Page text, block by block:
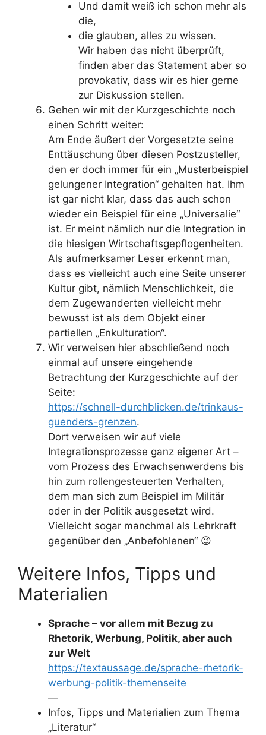
Und damit weiß ich schon mehr als
die,
die glauben, alles zu wissen.
Wir haben das nicht überprüft,
finden aber das Statement aber so
provokativ, dass wir es hier gerne
zur Diskussion stellen.
Gehen wir mit der Kurzgeschichte noch
einen Schritt weiter:
Am Ende äußert der Vorgesetzte seine
Enttäuschung über diesen Postzusteller,
den er doch immer für ein „Musterbeispiel
gelungener Integration“ gehalten hat. Ihm
ist gar nicht klar, dass das auch schon
wieder ein Beispiel für eine „Universalie“
ist. Er meint nämlich nur die Integration in
die hiesigen Wirtschaftsgepflogenheiten.
Als aufmerksamer Leser erkennt man,
dass es vielleicht auch eine Seite unserer
Kultur gibt, nämlich Menschlichkeit, die
dem Zugewanderten vielleicht mehr
bewusst ist als dem Objekt einer
partiellen „Enkulturation“.
Wir verweisen hier abschließend noch
einmal auf unsere eingehende
Betrachtung der Kurzgeschichte auf der
Seite:
https://schnell-durchblicken.de/trinkaus-
guenders-grenzen.
Dort verweisen wir auf viele
Integrationsprozesse ganz eigener Art –
vom Prozess des Erwachsenwerdens bis
hin zum rollengesteuerten Verhalten,
dem man sich zum Beispiel im Militär
oder in der Politik ausgesetzt wird.
Vielleicht sogar manchmal als Lehrkraft
gegenüber den „Anbefohlenen“ 😉
Weitere Infos, Tipps und
Materialien
Sprache – vor allem mit Bezug zu
Rhetorik, Werbung, Politik, aber auch
zur Welt
https://textaussage.de/sprache-rhetorik-
werbung-politik-themenseite
—
Infos, Tipps und Materialien zum Thema
„Literatur“